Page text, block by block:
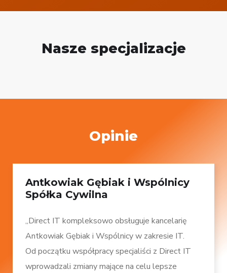
Nasze specjalizacje
Opinie
Antkowiak Gębiak i Wspólnicy
Spółka Cywilna
„Direct IT kompleksowo obsługuje kancelarię
Antkowiak Gębiak i Wspólnicy w zakresie IT.
Od początku współpracy specjaliści z Direct IT
wprowadzali zmiany mające na celu lepsze